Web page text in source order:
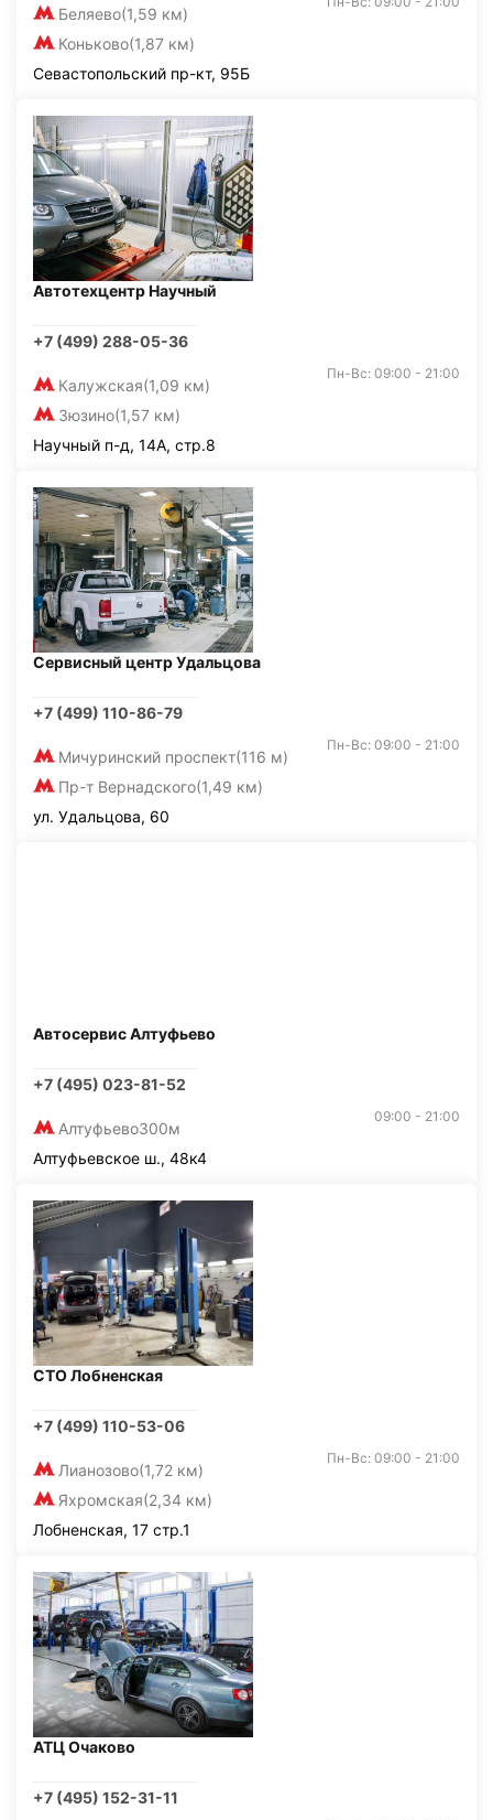
Беляево(1,59 км)
Коньково(1,87 км)
Севастопольский пр-кт, 95Б
Автотехцентр Научный
+7 (499) 288-05-36
Калужская(1,09 км)
Зюзино(1,57 км)
Пн-Вс: 09:00 - 21:00
Научный п-д, 14А, стр.8
Сервисный центр Удальцова
+7 (499) 110-86-79
Мичуринский проспект(116 м)
Пр-т Вернадского(1,49 км)
Пн-Вс: 09:00 - 21:00
ул. Удальцова, 60
Автосервис Алтуфьево
+7 (495) 023-81-52
Алтуфьево300м
09:00 - 21:00
Алтуфьевское ш., 48к4
СТО Лобненская
+7 (499) 110-53-06
Лианозово(1,72 км)
Яхромская(2,34 км)
Пн-Вс: 09:00 - 21:00
Лобненская, 17 стр.1
АТЦ Очаково
+7 (495) 152-31-11